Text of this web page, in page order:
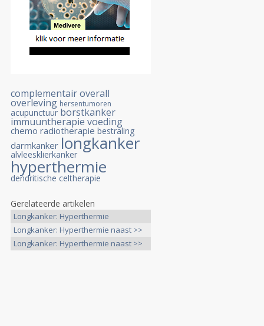
complementairoverall
overleving hersentumoren
acupunctuur borstkanker
immuuntherapie voeding
chemo radiotherapie bestraling
darmkanker longkanker
alvleesklierkanker
hyperthermie
dendritische celtherapie
Gerelateerde artikelen
Longkanker: Hyperthermie
aanvullend >>
Longkanker: Hyperthermie naast >>
Longkanker: Hyperthermie naast >>